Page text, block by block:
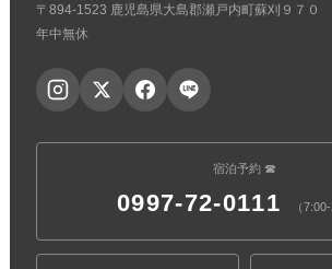
〒894-1523 鹿児島県大島郡瀬戸内町蘇刈９７０
年中無休
宿泊予約 ☎
0997-72-0111 （